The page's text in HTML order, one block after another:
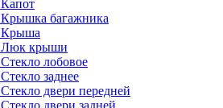
Капот
Крышка багажника
Крыша
Люк крыши
Стекло лобовое
Стекло заднее
Стекло двери передней
Стекло двери задней